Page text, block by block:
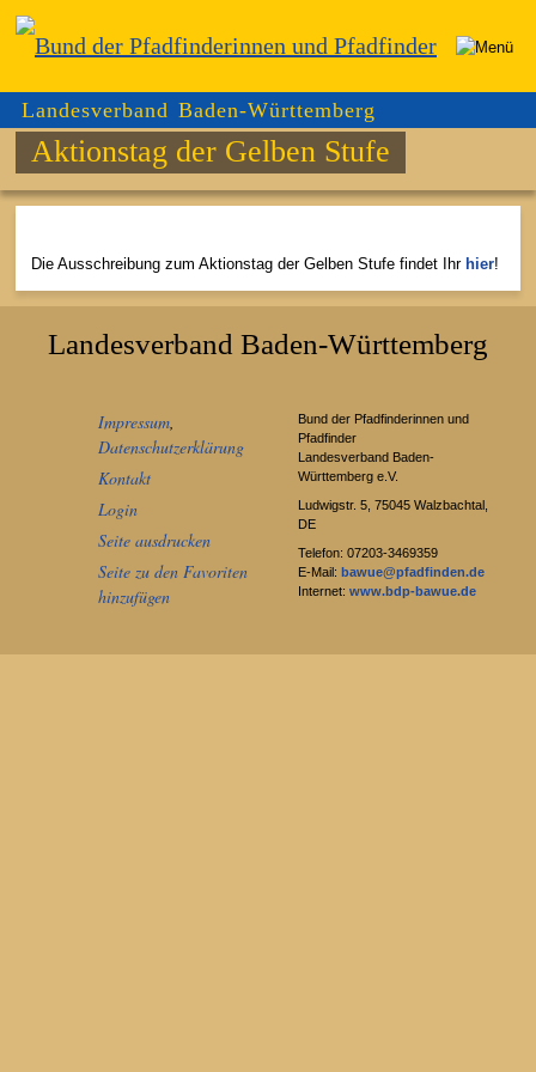
Landesverband Baden-Württemberg
Aktionstag der Gelben Stufe
Die Ausschreibung zum Aktionstag der Gelben Stufe findet Ihr hier!
Landesverband Baden-Württemberg
Impressum,
Datenschutzerklärung
Kontakt
Login
Seite ausdrucken
Seite zu den Favoriten
hinzufügen
Bund der Pfadfinderinnen und
Pfadfinder
Landesverband Baden-
Württemberg e.V.
Ludwigstr. 5, 75045 Walzbachtal,
DE
Telefon: 07203-3469359
E-Mail: bawue@pfadfinden.de
Internet: www.bdp-bawue.de